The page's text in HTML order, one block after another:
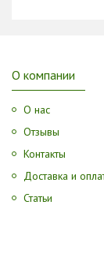
О компании
О нас
Отзывы
Контакты
Доставка и
Статьи